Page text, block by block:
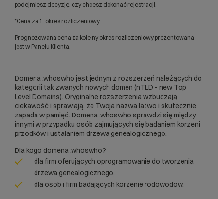
podejmiesz decyzję, czy chcesz dokonać rejestracji.
*Cena za 1. okres rozliczeniowy.
Prognozowana cena za kolejny okres rozliczeniowy prezentowana
jest w Panelu Klienta.
Domena .whoswho jest jednym z rozszerzeń należących do
kategorii tak zwanych nowych domen (nTLD - new Top
Level Domains). Oryginalne rozszerzenia wzbudzają
ciekawość i sprawiają, że Twoja nazwa łatwo i skutecznie
zapada w pamięć. Domena .whoswho sprawdzi się między
innymi w przypadku osób zajmujących się badaniem korzeni
przodków i ustalaniem drzewa genealogicznego.
Dla kogo domena .whoswho?
dla firm oferujących oprogramowanie do tworzenia
drzewa genealogicznego,
dla osób i firm badających korzenie rodowodów.